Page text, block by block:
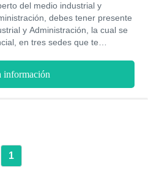
del medio industrial y
debes tener presente
y Administración, la cual se
en tres sedes que te
con la interacción del aula
información
1